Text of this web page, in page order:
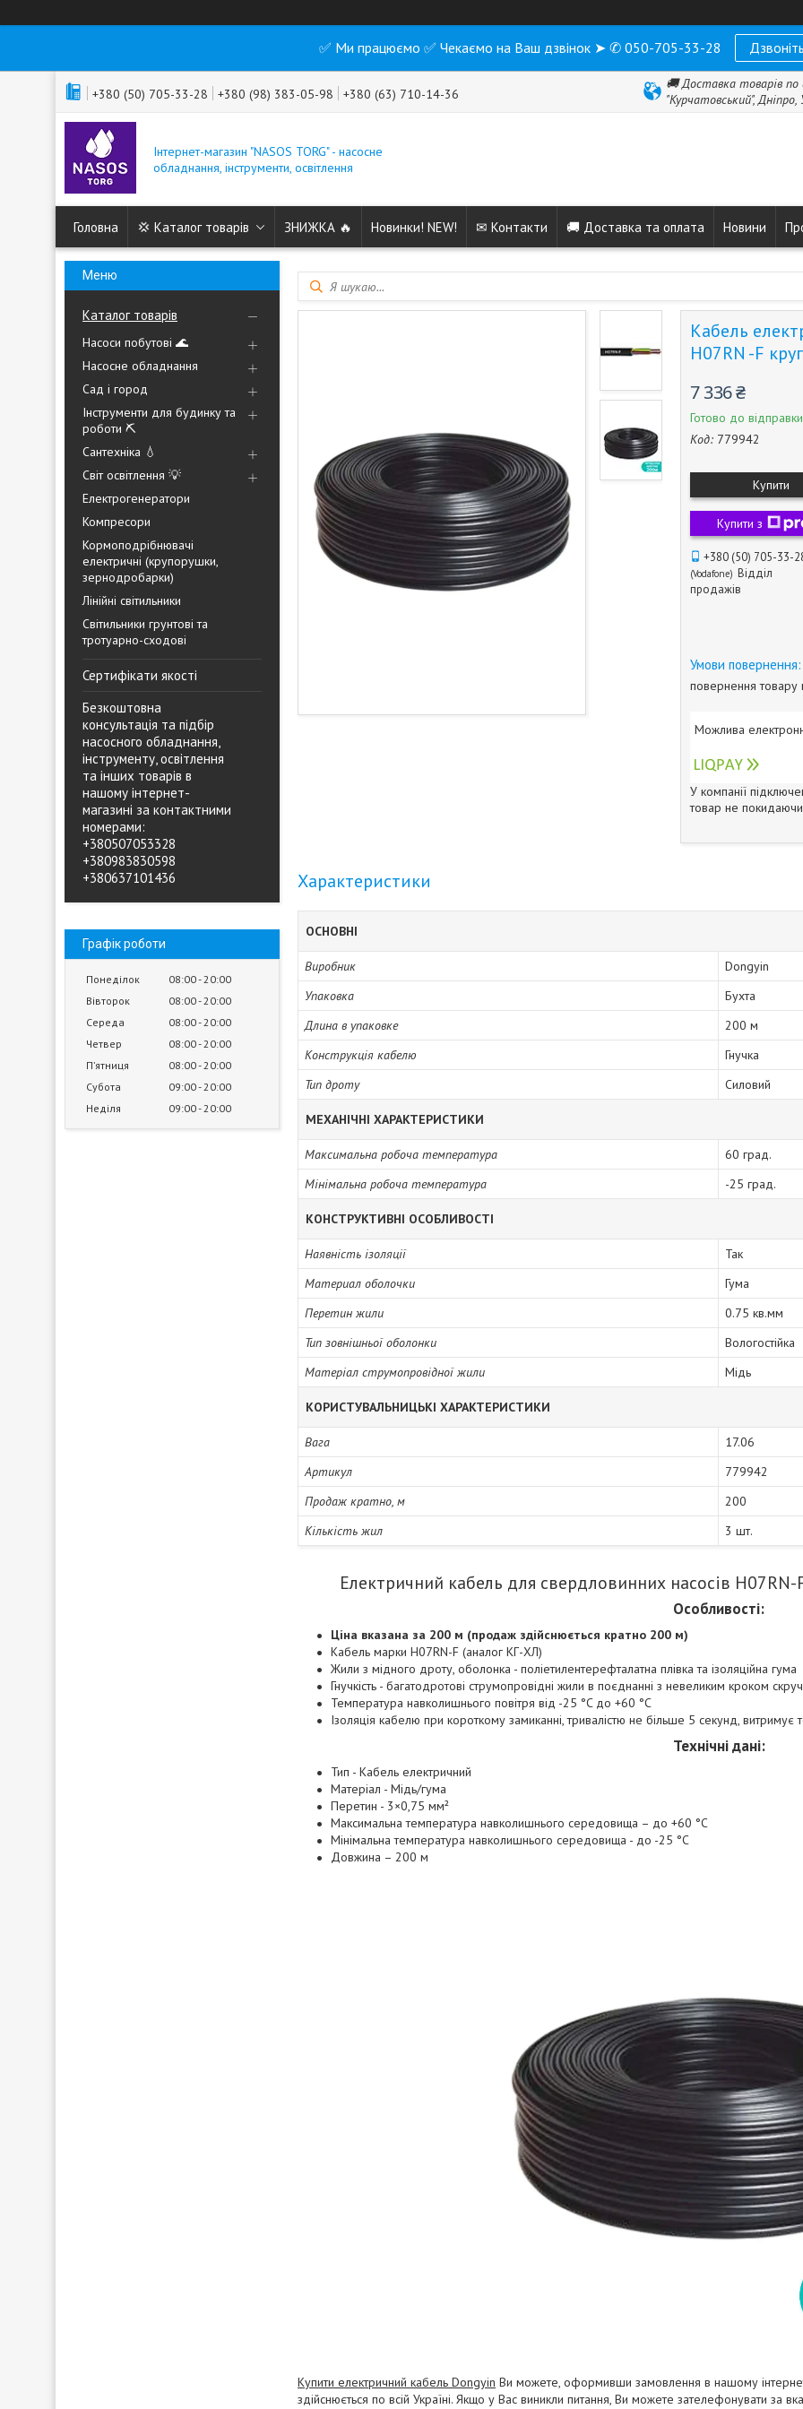
✅ Ми працюємо ✅ Чекаємо на Ваш дзвінок ➤ ✆ 050-705-33-28
+380 (50) 705-33-28 +380 (98) 383-05-98 +380 (63) 710-14-36
🚚 Доставка товарів по
"Курчатовський", Дніпро,
Інтернет-магазин "NASOS TORG" - насосне
обладнання, інструменти, освітлення
Головна 💢 Каталог товарів ЗНИЖКА 🔥 Новинки! NEW! ✉ Контакти 🚚 Доставка та оплата Новини
Каталог товарів
Насоси побутові 🌊
Насосне обладнання
Сад і город
Інструменти для будинку та
роботи ⛏️
Сантехніка 💧
Світ освітлення 💡
Електрогенератори
Компресори
Кормоподрібнювачі
електричні (крупорушки,
зернодробарки)
Лінійні світильники
Світильники грунтові та
тротуарно-сходові
Сертифікати якості
Безкоштовна
консультація та підбір
насосного обладнання,
інструменту, освітлення
та інших товарів в
нашому інтернет-
магазині за контактними
номерами:
+380507053328
+380983830598
+380637101436
Графік роботи
Понеділок 08:00 20:00
Вівторок
08:00 20:00
Середа
08:00 20:00
Четвер
08:00 20:00
Пʼятниця
08:00 20:00
Субота
09:00 20:00
Неділя
09:00 20:00
Кабель
H07RN -F
7 336 ₴
Готово до відправки
Код: 779942
Купити
Купити з
+380 (50) 705-33-
Vodafone Відділ
продажів
повернення товару
У компанії
товар не покидаючи
Характеристики
ОСНОВНІ
Виробник
Dongyin
Упаковка
Бухта
Длина в упаковке
200 м
Конструкція кабелю
Гнучка
Тип дроту
Силовий
МЕХАНІЧНІ ХАРАКТЕРИСТИКИ
Максимальна робоча температура
60 град.
Мінімальна робоча температура
-25 град.
КОНСТРУКТИВНІ ОСОБЛИВОСТІ
Наявність ізоляції
Так
Материал оболочки
Гума
Перетин жили
0.75 кв.мм
Тип зовнішньої оболонки
Вологостійка
Матеріал струмопровідної жили
Мідь
КОРИСТУВАЛЬНИЦЬКІ ХАРАКТЕРИСТИКИ
Вага
17.06
Артикул
779942
Продаж кратно, м
200
Кількість жил
3 шт.
Електричний кабель для свердловинних насосів
Особливості:
Ціна вказана за 200 м (продаж здійснюється кратно 200 м)
Кабель марки H07RN-F (аналог КГ-ХЛ)
Жили з мідного дроту, оболонка - поліетилентерефталатна плівка та ізоляційна гума
Гнучкість - багатодротові струмопровідні жили в поєднанні з невеликим кроком
Температура навколишнього повітря від -25 °C до +60 °C
Ізоляція кабелю при короткому замиканні, тривалістю не більше 5 секунд, витримує
Технічні дані:
Тип - Кабель електричний
Матеріал - Мідь/гума
Перетин - 3×0,75 мм²
Максимальна температура навколишнього середовища – до +60 °C
Мінімальна температура навколишнього середовища - до -25 °C
Довжина – 200 м
Купити електричний кабель Dongyin Ви можете, оформивши замовлення в нашому
здійснюється по всій Україні. Якщо у Вас виникли питання, Ви можете зателефонувати за